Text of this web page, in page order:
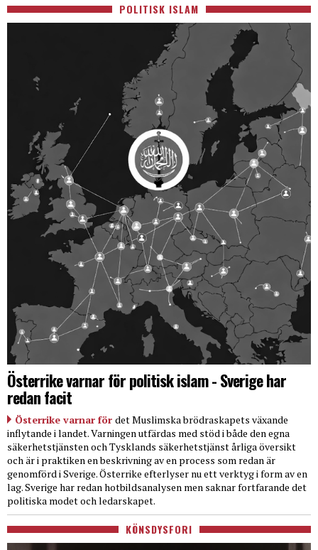
POLITISK ISLAM
Österrike varnar för politisk islam - Sverige har
redan facit
Österrike varnar för det Muslimska brödraskapets växande
inflytande i landet. Varningen utfärdas med stöd i både den egna
säkerhetstjänsten och Tysklands säkerhetstjänst årliga översikt
och är i praktiken en beskrivning av en process som redan är
genomförd i Sverige. Österrike efterlyser nu ett verktyg i form av en
lag. Sverige har redan hotbildsanalysen men saknar fortfarande det
politiska modet och ledarskapet.
KÖNSDYSFORI